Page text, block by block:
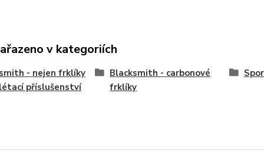
v kategoriích
- nejen frklíky
příslušenství
Blacksmith - carbonové
frklíky